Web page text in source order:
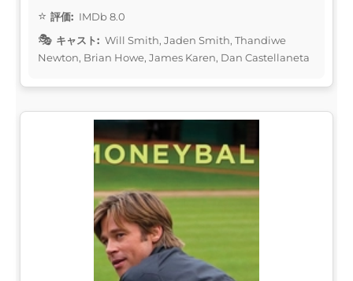
評価: IMDb 8.0
キャスト: Will Smith, Jaden Smith, Thandiwe
Newton, Brian Howe, James Karen, Dan Castellaneta